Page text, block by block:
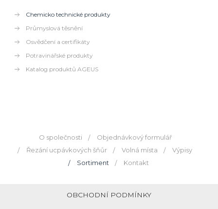
Chemicko technické produkty
Průmyslová těsnění
Osvědčení a certifikáty
Potravinářské produkty
Katalog produktů AGEUS
O společnosti
Objednávkový formulář
Řezání ucpávkových šňůr
Volná místa
Výpisy
Sortiment
Kontakt
OBCHODNÍ PODMÍNKY